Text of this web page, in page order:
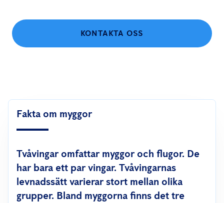
KONTAKTA OSS
Fakta om myggor
Tvåvingar omfattar myggor och flugor. De
har bara ett par vingar. Tvåvingarnas
levnadssätt varierar stort mellan olika
grupper. Bland myggorna finns det tre